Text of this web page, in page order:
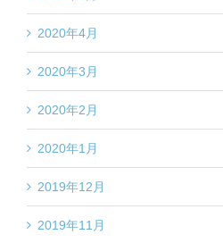
2020年4月
2020年3月
2020年2月
2020年1月
2019年12月
2019年11月